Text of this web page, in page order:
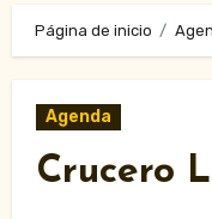
Página de inicio
Agenda
Crucero